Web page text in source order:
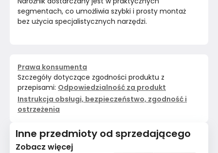
segmentach, co umożliwia szybki i prosty montaż
bez użycia specjalistycznych narzędzi.
Prawa konsumenta
Szczegóły dotyczące zgodności produktu z
przepisami: Odpowiedzialność za produkt
Instrukcja obsługi, bezpieczeństwo, zgodność i
ostrzeżenia
Inne przedmioty od sprzedającego
Zobacz więcej